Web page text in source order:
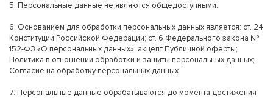
5. Персональные данные не являются общедоступными.
6. Основанием для обработки персональных данных является: ст. 24
Конституции Российской Федерации; ст. 6 Федерального закона №
152-ФЗ «О персональных данных»; акцепт Публичной оферты;
Политика в отношении обработки и защиты персональных данных;
Согласие на обработку персональных данных.
7. Персональные данные обрабатываются до момента достижения